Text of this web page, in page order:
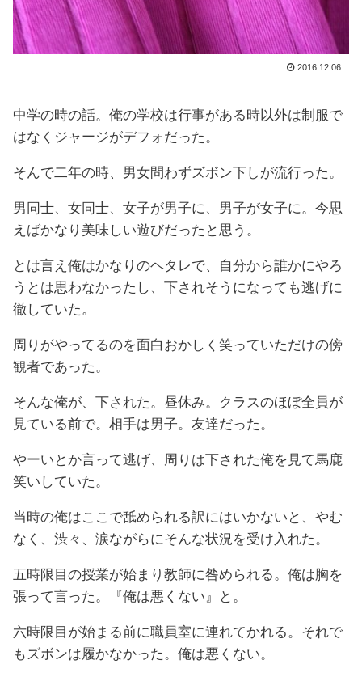
2016.12.06
中学の時の話。俺の学校は行事がある時以外は制服で
はなくジャージがデフォだった。
そんで二年の時、男女問わずズボン下しが流行った。
男同士、女同士、女子が男子に、男子が女子に。今思
えばかなり美味しい遊びだったと思う。
とは言え俺はかなりのヘタレで、自分から誰かにやろ
うとは思わなかったし、下されそうになっても逃げに
徹していた。
周りがやってるのを面白おかしく笑っていただけの傍
観者であった。
そんな俺が、下された。昼休み。クラスのほぼ全員が
見ている前で。相手は男子。友達だった。
やーいとか言って逃げ、周りは下された俺を見て馬鹿
笑いしていた。
当時の俺はここで舐められる訳にはいかないと、やむ
なく、渋々、涙ながらにそんな状況を受け入れた。
五時限目の授業が始まり教師に咎められる。俺は胸を
張って言った。『俺は悪くない』と。
六時限目が始まる前に職員室に連れてかれる。それで
もズボンは履かなかった。俺は悪くない。